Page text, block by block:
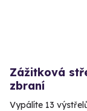
Zážitková
zbraní
Vypálíte 13